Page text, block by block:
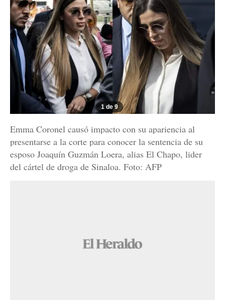
1 de 9
Emma Coronel causó impacto con su apariencia al
presentarse a la corte para conocer la sentencia de su
esposo Joaquín Guzmán Loera, alias El Chapo, lider
del cártel de droga de Sinaloa. Foto: AFP